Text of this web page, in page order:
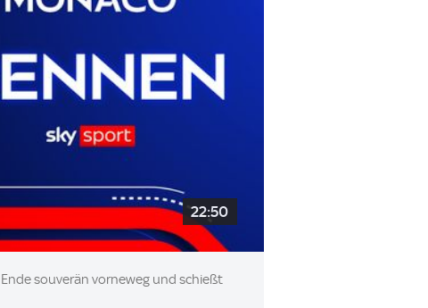
22:50
souverän vorneweg und schießt